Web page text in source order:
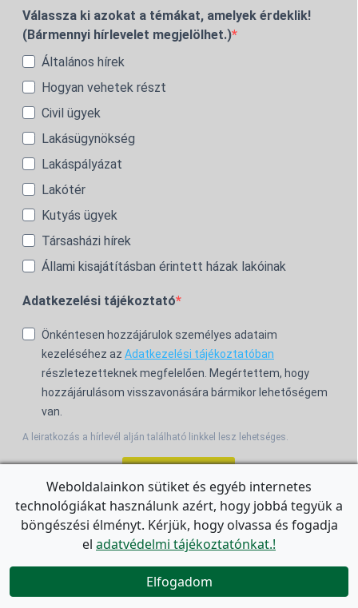
Válassza ki azokat a témákat, amelyek érdeklik!
(Bármennyi hírlevelet megjelölhet.)
Általános hírek
Hogyan vehetek részt
Civil ügyek
Lakásügynökség
Lakáspályázat
Lakótér
Kutyás ügyek
Társasházi hírek
Állami kisajátításban érintett házak lakóinak
Adatkezelési tájékoztató
Önkéntesen hozzájárulok személyes adataim
kezeléséhez az Adatkezelési tájékoztatóban
részletezetteknek megfelelően. Megértettem, hogy
hozzájárulásom visszavonására bármikor lehetőségem
van.
A leiratkozás a hírlevél alján található linkkel lesz lehetséges.
For the English Newsletter, clickHERE.

Weboldalainkon sütiket és egyéb internetes
technológiákat használunk azért, hogy jobbá tegyük a
böngészési élményt. Kérjük, hogy olvassa és fogadja
el adatvédelmi tájékoztatónkat.!
Elfogadom